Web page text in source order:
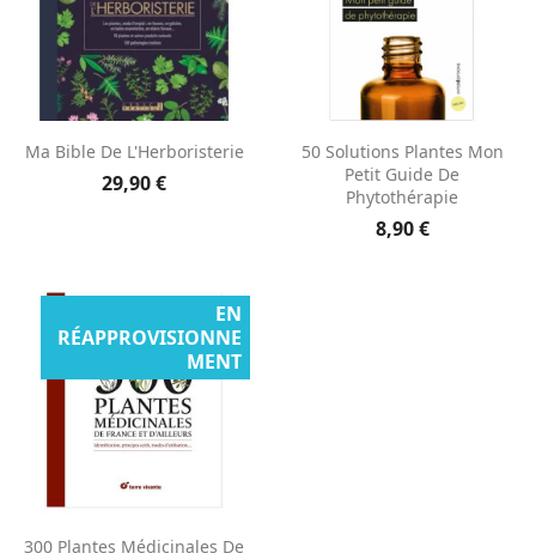
Ma Bible De L'Herboristerie
29,90 €
50 Solutions Plantes Mon
Petit Guide De
Phytothérapie
8,90 €
300 Plantes Médicinales De
EN
RÉAPPROVISIONNE
MENT